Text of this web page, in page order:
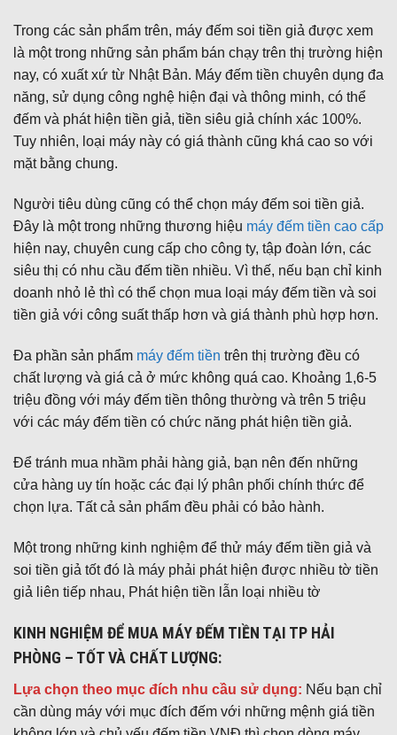
Trong các sản phẩm trên, máy đếm soi tiền giả được xem
là một trong những sản phẩm bán chạy trên thị trường hiện
nay, có xuất xứ từ Nhật Bản. Máy đếm tiền chuyên dụng đa
năng, sử dụng công nghệ hiện đại và thông minh, có thể
đếm và phát hiện tiền giả, tiền siêu giả chính xác 100%.
Tuy nhiên, loại máy này có giá thành cũng khá cao so với
mặt bằng chung.
Người tiêu dùng cũng có thể chọn máy đếm soi tiền giả.
Đây là một trong những thương hiệu máy đếm tiền cao cấp
hiện nay, chuyên cung cấp cho công ty, tập đoàn lớn, các
siêu thị có nhu cầu đếm tiền nhiều. Vì thế, nếu bạn chỉ kinh
doanh nhỏ lẻ thì có thể chọn mua loại máy đếm tiền và soi
tiền giả với công suất thấp hơn và giá thành phù hợp hơn.
Đa phần sản phẩm máy đếm tiền trên thị trường đều có
chất lượng và giá cả ở mức không quá cao. Khoảng 1,6-5
triệu đồng với máy đếm tiền thông thường và trên 5 triệu
với các máy đếm tiền có chức năng phát hiện tiền giả.
Để tránh mua nhầm phải hàng giả, bạn nên đến những
cửa hàng uy tín hoặc các đại lý phân phối chính thức để
chọn lựa. Tất cả sản phẩm đều phải có bảo hành.
Một trong những kinh nghiệm để thử máy đếm tiền giả và
soi tiền giả tốt đó là máy phải phát hiện được nhiều tờ tiền
giả liên tiếp nhau, Phát hiện tiền lẫn loại nhiều tờ
KINH NGHIỆM ĐỂ MUA MÁY ĐẾM TIỀN TẠI TP HẢI
PHÒNG – TỐT VÀ CHẤT LƯỢNG:
Lựa chọn theo mục đích nhu cầu sử dụng: Nếu bạn chỉ
cần dùng máy với mục đích đếm với những mệnh giá tiền